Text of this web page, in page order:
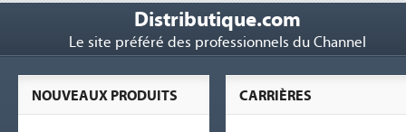
Distributique.com
Le site préféré des professionnels du Channel
CARRIÈRES
NOUVEAUX PRODUITS